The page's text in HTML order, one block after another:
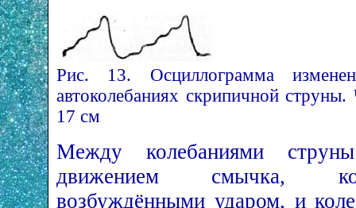
Рис. 13. Осциллограмма
автоколебаниях скрипичной
17 см
Между колебаниями
движением смычка,
возбуждёнными ударом, и